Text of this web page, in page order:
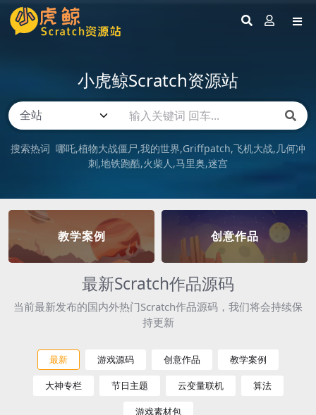
小虎鲸Scratch资源站
搜索热词 哪吒 植物大战僵尸 我的世界 Griffpatch 飞机大战 几何冲
刺 地铁跑酷 火柴人 马里奥 迷宫
教学案例 创意作品
最新Scratch作品源码
当前最新发布的国内外热门Scratch作品源码，我们将会持续保
持更新
最新 游戏源码 创意作品 教学案例
大神专栏 节日主题 云变量联机 算法
游戏素材包